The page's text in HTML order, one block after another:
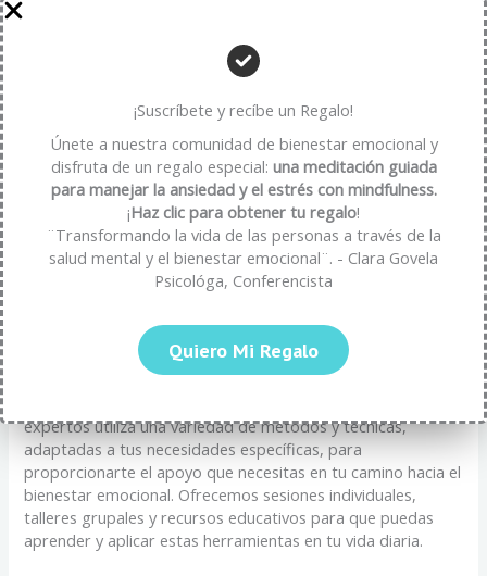
¡Suscríbete y recíbe un Regalo!
Únete a nuestra comunidad de bienestar emocional y
disfruta de un regalo especial: una meditación guiada
para manejar la ansiedad y el estrés con mindfulness.
¡Haz clic para obtener tu regalo!
¨Transformando la vida de las personas a través de la
salud mental y el bienestar emocional¨. - Clara Govela
Psicológa, Conferencista
Quiero Mi Regalo
Integrar el mindfulness con la neurolingüística no solo te
ayuda a comprender mejor tu experiencia interna, sino que
también te proporciona herramientas prácticas para
cultivar una mayor autocompasión, empatía y comprensión
hacia ti mismo y hacia los demás. El mindfulness se enfoca
en el momento presente, permitiéndote vivir de una manera
más consciente y presente. Por su parte, la neurolingüística
te ofrece técnicas y estrategias para modificar patrones de
pensamiento y comportamiento. Al combinar ambos
mentales de una manera más holística y efectiva.
En el Centro Clara Govela,estamos dedicados a ayudarte a
expertos utiliza una variedad de métodos y técnicas,
adaptadas a tus necesidades específicas, para
proporcionarte el apoyo que necesitas en tu camino hacia el
bienestar emocional. Ofrecemos sesiones individuales,
talleres grupales y recursos educativos para que puedas
aprender y aplicar estas herramientas en tu vida diaria.